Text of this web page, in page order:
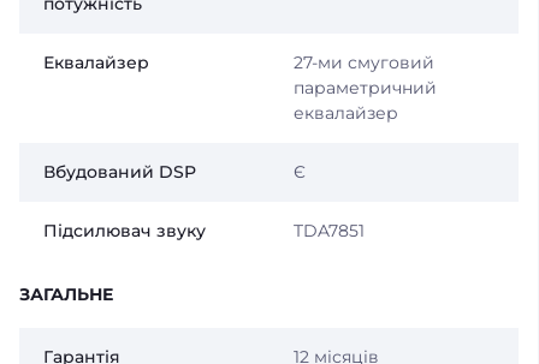
Еквалайзер
27-ми смуговий
параметричний
еквалайзер
Вбудований DSP Є
Підсилювач звуку TDA7851
ЗАГАЛЬНЕ
Гарантія 12 місяців